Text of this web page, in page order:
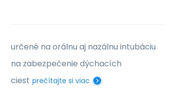
určené na orálnu aj nazálnu intubáciu
na zabezpečenie dýchacích
ciest prečítajte si viac